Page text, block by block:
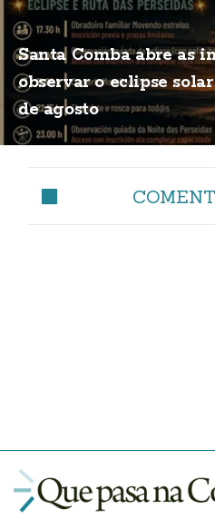
Santa Comba abre as
observar o eclipse solar
de agosto